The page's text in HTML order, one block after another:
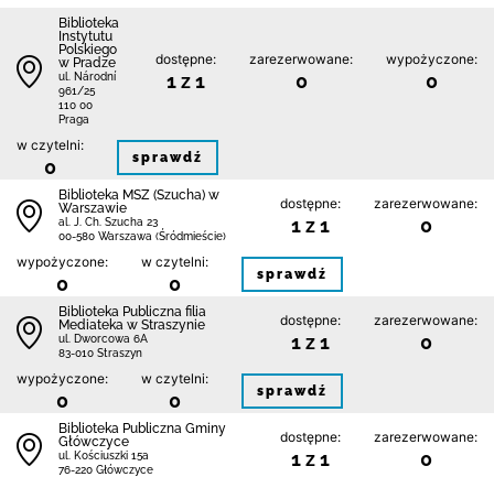
Biblioteka
Instytutu
Polskiego
w Pradze
ul. Národní
961/25
110 00
Praga
dostępne:
1 z 1
zarezerwowane:
0
wypożyczone:
0
w czytelni:
0 sprawdź
Biblioteka MSZ (Szucha) w
Warszawie
al. J. Ch. Szucha 23
00-580 Warszawa (Śródmieście)
dostępne:
1 z 1
zarezerwowane:
0
wypożyczone:
0
w czytelni:
0 sprawdź
Biblioteka Publiczna filia
Mediateka w Straszynie
ul. Dworcowa 6A
83-010 Straszyn
dostępne:
1 z 1
zarezerwowane:
0
wypożyczone:
0
w czytelni:
0 sprawdź
Biblioteka Publiczna Gminy
Główczyce
ul. Kościuszki 15a
76-220 Główczyce
dostępne:
1 z 1
zarezerwowane:
0